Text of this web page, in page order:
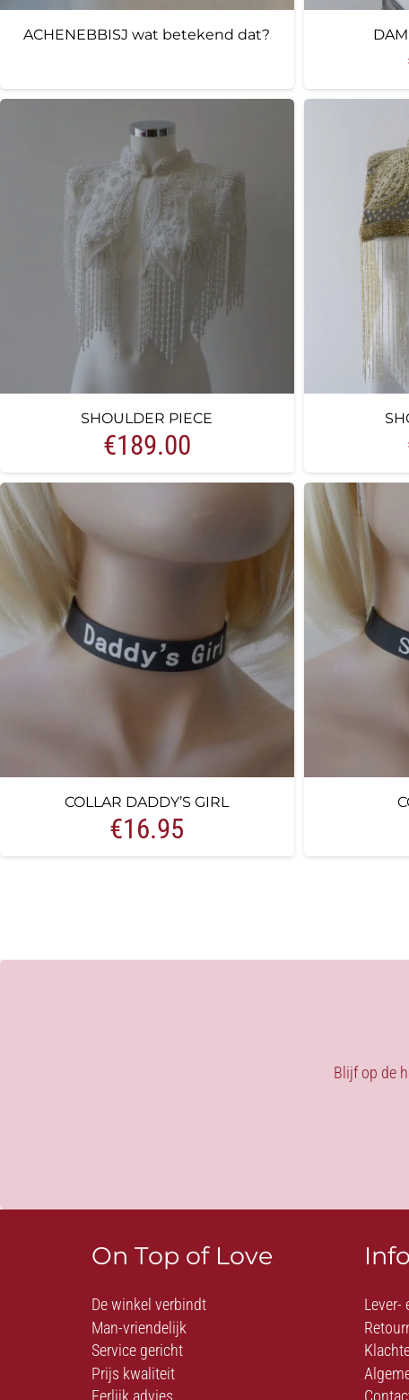
ACHENEBBISJ wat betekend dat?
SHOULDER PIECE
€189.00
COLLAR DADDY’S GIRL
€16.95
Blijf op de
On Top of Love
De winkel verbindt
Man-vriendelijk
Service gericht
Prijs kwaliteit
Lever-